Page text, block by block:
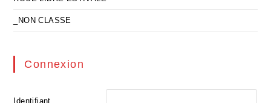
_NON CLASSE
Connexion
Identifiant